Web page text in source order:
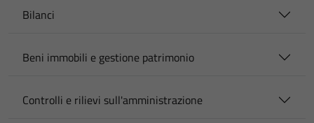
Bilanci
Beni immobili e gestione patrimonio
Controlli e rilievi sull'amministrazione